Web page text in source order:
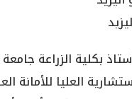
بكلية الزراعة
العليا للأمانة